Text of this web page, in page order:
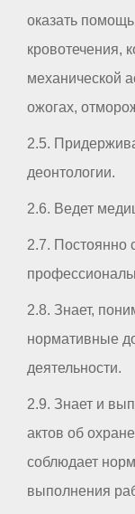
оказать
кровотечения,
механической
ожогах,
2.5.
деонтологии.
2.6. Ведет
2.7. Постоянно
2.8. Знает,
нормативные
деятельности.
2.9. Знает и
актов об
соблюдает
выполнения